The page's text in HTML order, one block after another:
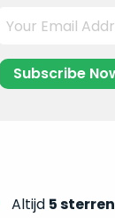
Altijd 5 sterren